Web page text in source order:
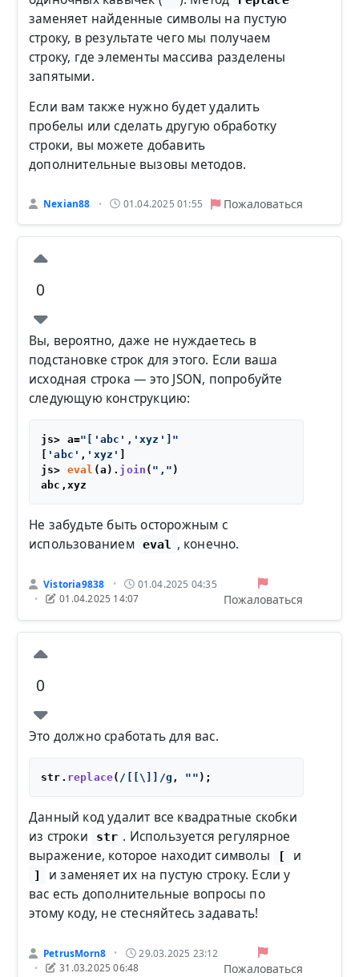
заменяет найденные символы на пустую
строку, в результате чего мы получаем
строку, где элементы массива разделены
запятыми.
Если вам также нужно будет удалить
пробелы или сделать другую обработку
строки, вы можете добавить
дополнительные вызовы методов.
Nexian88 • 01.04.2025 01:55 Пожаловаться
0
Вы, вероятно, даже не нуждаетесь в
подстановке строк для этого. Если ваша
исходная строка — это JSON, попробуйте
следующую конструкцию:
js> a="['abc','xyz']"
'abc' , 'xyz'
js> eval (a). join ( "," )
Не забудьте быть осторожным с
использованием eval , конечно.
Vistoria9838 • 01.04.2025 04:35
• 01.04.2025 14:07 Пожаловаться
0
Это должно сработать для вас.
str. replace( /[[\]]/g , ""
Данный код удалит все квадратные скобки
из строки
str . Используется регулярное
выражение, которое находит символы
[ и
]
и заменяет их на пустую строку. Если у
вас есть дополнительные вопросы по
этому коду, не стесняйтесь задавать!
PetrusMorn8 • 29.03.2025 23:12
• 31.03.2025 06:48 Пожаловаться